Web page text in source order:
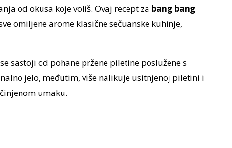
od okusa koje voliš. Ovaj recept za bang bang
omiljene arome klasične sečuanske kuhinje,
sastoji od pohane pržene piletine poslužene s
jelo, međutim, više nalikuje usitnjenoj piletini i
umaku.